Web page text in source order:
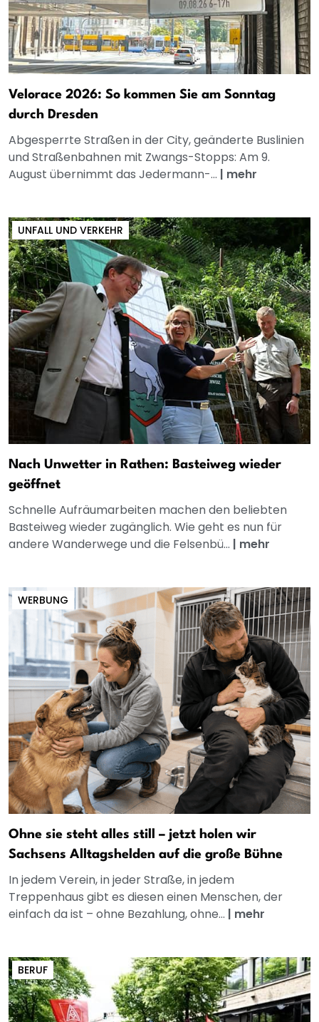
Velorace 2026: So kommen Sie am Sonntag
durch Dresden
Abgesperrte Straßen in der City, geänderte Buslinien
und Straßenbahnen mit Zwangs-Stopps: Am 9.
August übernimmt das Jedermann-... | mehr
UNFALL UND VERKEHR
Nach Unwetter in Rathen: Basteiweg wieder
geöffnet
Schnelle Aufräumarbeiten machen den beliebten
Basteiweg wieder zugänglich. Wie geht es nun für
andere Wanderwege und die Felsenbü... | mehr
WERBUNG
Ohne sie steht alles still – jetzt holen wir
Sachsens Alltagshelden auf die große Bühne
In jedem Verein, in jeder Straße, in jedem
Treppenhaus gibt es diesen einen Menschen, der
einfach da ist – ohne Bezahlung, ohne... | mehr
BERUF